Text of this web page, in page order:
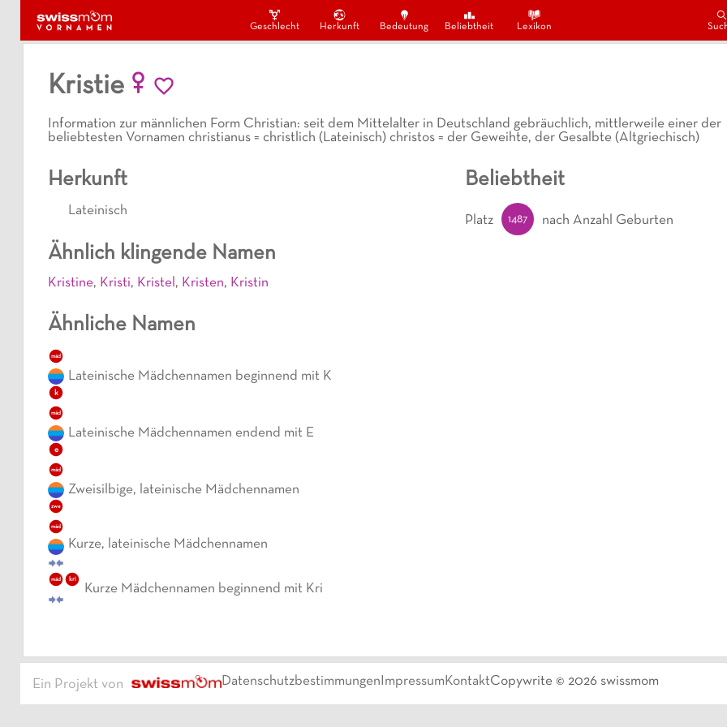
Geschlecht Herkunft Bedeutung Beliebtheit Lexikon
Kristie
Information zur männlichen Form Christian: seit dem Mittelalter in Deutschland gebräuchlich, mittlerweile einer der
beliebtesten Vornamen christianus = christlich (Lateinisch) christos = der Geweihte, der Gesalbte (Altgriechisch)
Herkunft
Lateinisch
Ähnlich klingende Namen
Kristine, Kristi, Kristel, Kristen, Kristin
Ähnliche Namen
mäd
k
Lateinische Mädchennamen beginnend mit K
mäd
e
Lateinische Mädchennamen endend mit E
mäd
zwe
Zweisilbige, lateinische Mädchennamen
mäd
Kurze, lateinische Mädchennamen
mäd kri
Kurze Mädchennamen beginnend mit Kri
Beliebtheit
Platz 1487 nach Anzahl Geburten
Ein Projekt von DatenschutzbestimmungenImpressumKontaktCopywrite © 2026 swissmom